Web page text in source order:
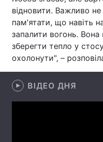
Зброя
Здоров'я
Цікавинки
Лонгріди
відновити. Важливо
пам'ятати, що навіть
запалити вогонь.
зберегти тепло у
охолонути", –
ВІДЕО ДНЯ